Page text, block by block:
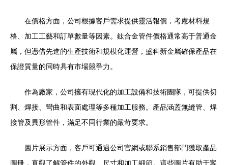
在價格方面，公司根據客戶需求提供靈活報價，考慮材料規
格、加工工藝和訂單數量等因素。鈦合金管件價格通常高于普通金
屬，但憑借先進的生產技術和規模化運營，盛科新金屬確保產品在
保證質量的同時具有市場競爭力。
作為廠家，公司擁有現代化的加工設備和技術團隊，可提供切
割、焊接、彎曲和表面處理等多種加工服務。產品涵蓋無縫管、焊
接管及異形管件，滿足不同行業的嚴苛要求。
圖片展示方面，客戶可通過公司官網或聯系銷售部門獲取產品
圖冊，直觀了解管件的外觀、尺寸和加工細節。這些圖片有助于客